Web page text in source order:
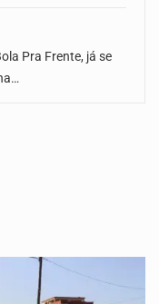
Pra Frente, já se